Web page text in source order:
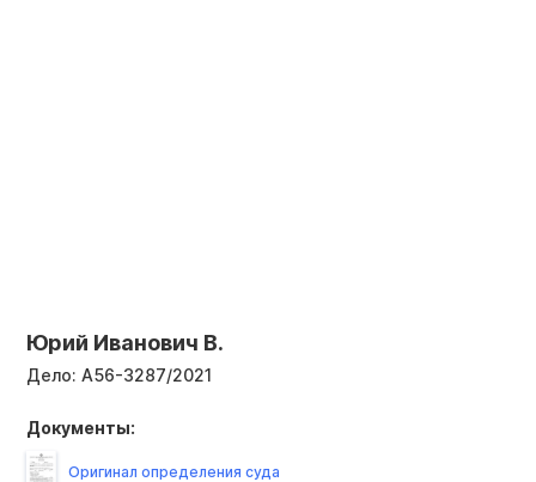
Юрий Иванович В.
Дело: А56-3287/2021
Документы:
Оригинал определения суда